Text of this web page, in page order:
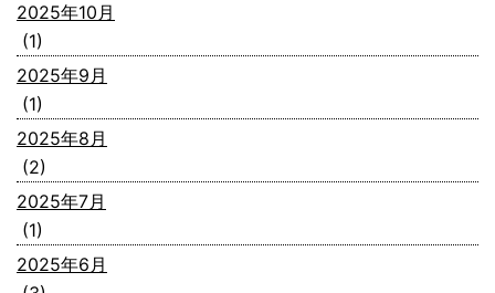
2025年10月
(1)
2025年9月
(1)
2025年8月
(2)
2025年7月
(1)
2025年6月